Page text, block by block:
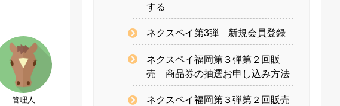
管理人
する
ネクスペイ第3弾 新規会員登録
ネクスペイ福岡第３弾第２回販
売 商品券の抽選お申し込み方法
ネクスペイ福岡第３弾第２回販売